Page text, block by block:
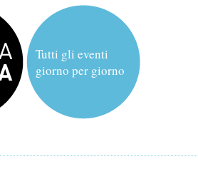
Tutti gli eventi
giorno per giorno